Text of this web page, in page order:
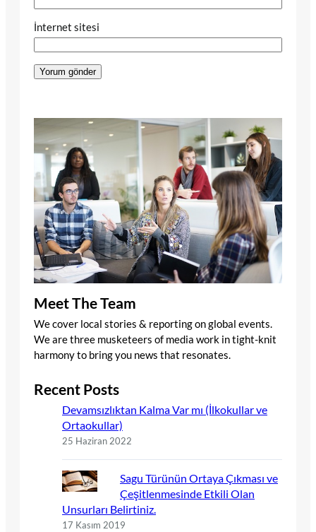
İnternet sitesi
Meet The Team
We cover local stories & reporting on global events.
We are three musketeers of media work in tight-knit
harmony to bring you news that resonates.
Recent Posts
Devamsızlıktan Kalma Var mı (İlkokullar ve
Ortaokullar)
25 Haziran 2022
Sagu Türünün Ortaya Çıkması ve
Çeşitlenmesinde Etkili Olan
Unsurları Belirtiniz.
17 Kasım 2019